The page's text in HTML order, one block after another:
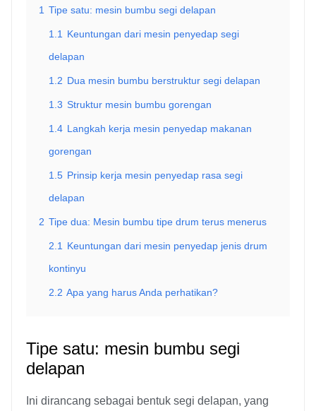
1 Tipe satu: mesin bumbu segi delapan
1.1 Keuntungan dari mesin penyedap segi
delapan
1.2 Dua mesin bumbu berstruktur segi delapan
1.3 Struktur mesin bumbu gorengan
1.4 Langkah kerja mesin penyedap makanan
gorengan
1.5 Prinsip kerja mesin penyedap rasa segi
delapan
2 Tipe dua: Mesin bumbu tipe drum terus menerus
2.1 Keuntungan dari mesin penyedap jenis drum
kontinyu
2.2 Apa yang harus Anda perhatikan?
Tipe satu: mesin bumbu segi
delapan
Ini dirancang sebagai bentuk segi delapan, yang